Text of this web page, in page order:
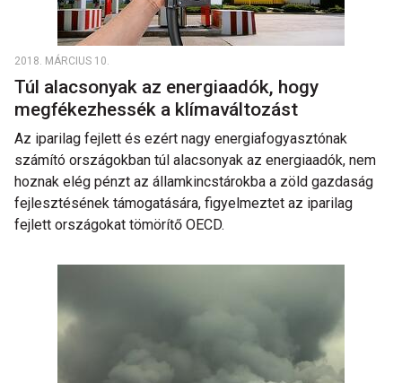
2018. MÁRCIUS 10.
Túl alacsonyak az energiaadók, hogy
megfékezhessék a klímaváltozást
Az iparilag fejlett és ezért nagy energiafogyasztónak
számító országokban túl alacsonyak az energiaadók, nem
hoznak elég pénzt az államkincstárokba a zöld gazdaság
fejlesztésének támogatására, figyelmeztet az iparilag
fejlett országokat tömörítő OECD.